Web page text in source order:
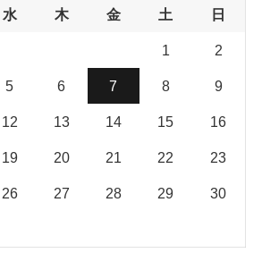
水 木 金 土 日
1 2
5 6 7 8 9
12 13 14 15 16
19 20 21 22 23
26 27 28 29 30